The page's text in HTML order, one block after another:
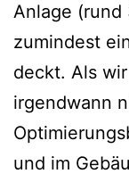
Anlage (rund
zumindest
deckt. Als
irgendwann
und im